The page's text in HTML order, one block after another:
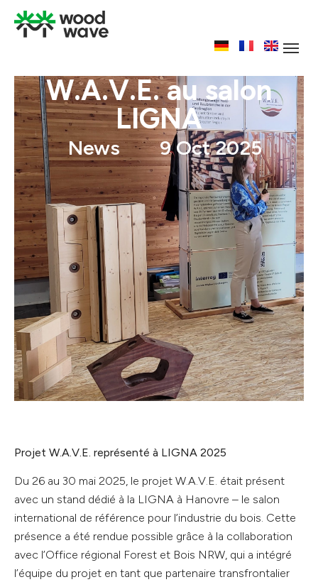
W.A.V.E. au salon
LIGNA
News 9 Oct 2025
Projet W.A.V.E. représenté à LIGNA 2025
Du 26 au 30 mai 2025, le projet W.A.V.E. était présent
avec un stand dédié à la LIGNA à Hanovre – le salon
international de référence pour l’industrie du bois. Cette
présence a été rendue possible grâce à la collaboration
avec l’Office régional Forest et Bois NRW, qui a intégré
l’équipe du projet en tant que partenaire transfrontalier